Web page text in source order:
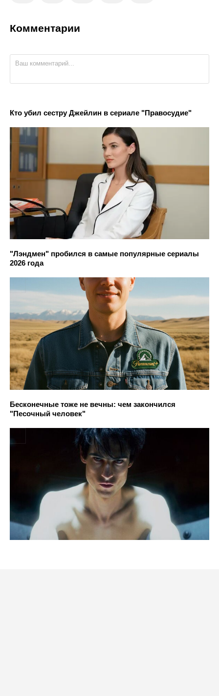
Комментарии
Кто убил сестру Джейлин в сериале "Правосудие"
"Лэндмен" пробился в самые популярные сериалы
2026 года
Бесконечные тоже не вечны: чем закончился
"Песочный человек"